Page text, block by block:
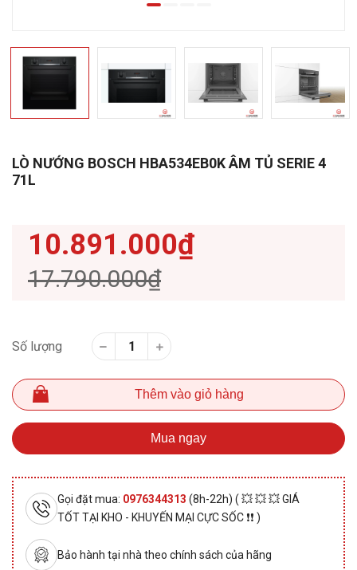
LÒ NƯỚNG BOSCH HBA534EB0K ÂM TỦ SERIE 4
71L
10.891.000₫
17.790.000₫
Số lượng
Thêm vào giỏ hàng
Mua ngay
Gọi đặt mua: 0976344313 (8h-22h) ( 💥 💥 💥 GIÁ
TỐT TẠI KHO - KHUYẾN MẠI CỰC SỐC ❗❗ )
Bảo hành tại nhà theo chính sách của hãng